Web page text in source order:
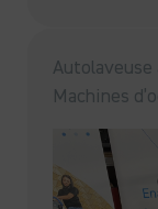
Autolaveuse
Machines